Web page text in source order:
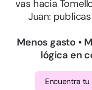
vas hacia
Juan:
Menos gasto •
lógica en
Encuentra